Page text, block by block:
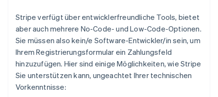
Stripe verfügt über entwicklerfreundliche Tools, bietet
aber auch mehrere No-Code- und Low-Code-Optionen.
Sie müssen also kein/e Software-Entwickler/in sein, um
Ihrem Registrierungsformular ein Zahlungsfeld
hinzuzufügen. Hier sind einige Möglichkeiten, wie Stripe
Sie unterstützen kann, ungeachtet Ihrer technischen
Vorkenntnisse: